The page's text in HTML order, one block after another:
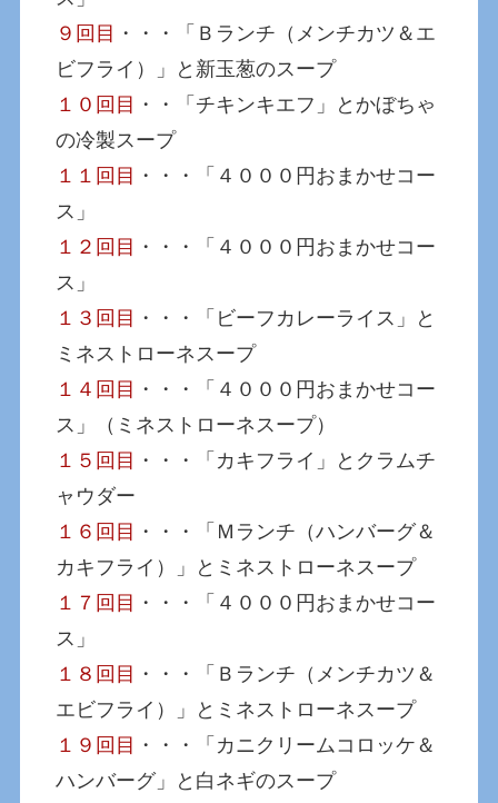
９回目 ・・・「Ｂランチ（メンチカツ＆エ
ビフライ）」と新玉葱のスープ
１０回目 ・・「チキンキエフ」とかぼちゃ
の冷製スープ
１１回目 ・・・「４０００円おまかせコー
ス」
１２回目 ・・・「４０００円おまかせコー
ス」
１３回目 ・・・「ビーフカレーライス」と
ミネストローネスープ
１４回目 ・・・「４０００円おまかせコー
ス」（ミネストローネスープ）
１５回目 ・・・「カキフライ」とクラムチ
ャウダー
１６回目 ・・・「Ｍランチ（ハンバーグ＆
カキフライ）」とミネストローネスープ
１７回目 ・・・「４０００円おまかせコー
ス」
１８回目 ・・・「Ｂランチ（メンチカツ＆
エビフライ）」とミネストローネスープ
１９回目 ・・・「カニクリームコロッケ＆
ハンバーグ」と白ネギのスープ